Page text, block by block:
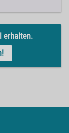
erhalten.